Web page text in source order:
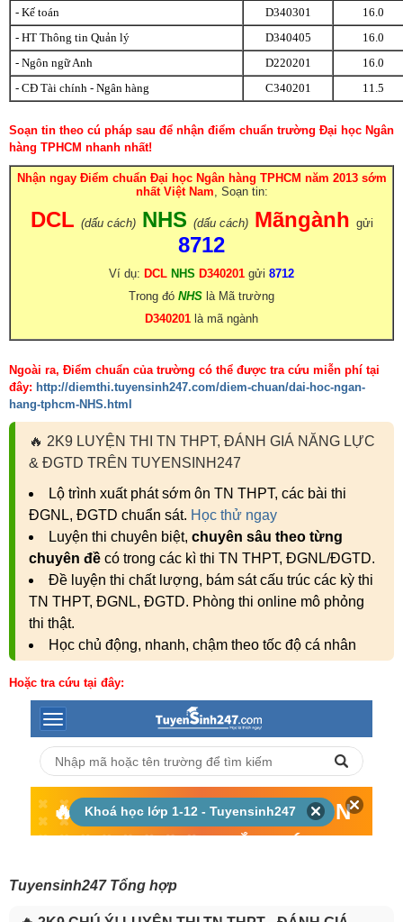
- Kế toán
D340301
16.0
- HT Thông tin Quản lý
D340405
16.0
- Ngôn ngữ Anh
D220201
16.0
- CĐ Tài chính - Ngân hàng
C340201 11.5
Soạn tin theo cú pháp sau để nhận điểm chuẩn trường Đại học Ngân
hàng TPHCM nhanh nhất!
Nhận ngay Điểm chuẩn Đại học Ngân hàng TPHCM năm 2013 sớm
nhất Việt Nam, Soạn tin:
DCL (dấu cách)NHS (dấu cách)Mãngành gửi
8712
Ví dụ: DCL NHS D340201 gửi 8712
Trong đó NHS là Mã trường
D340201 là mã ngành
Ngoài ra, Điểm chuẩn của trường có thể được tra cứu miễn phí tại
đây: http://diemthi.tuyensinh247.com/diem-chuan/dai-hoc-ngan-
hang-tphcm-NHS.html
🔥 2K9 LUYỆN THI TN THPT, ĐÁNH GIÁ NĂNG LỰC
& ĐGTD TRÊN TUYENSINH247
Lộ trình xuất phát sớm ôn TN THPT, các bài thi
ĐGNL, ĐGTD chuẩn sát. Học thử ngay
Luyện thi chuyên biệt, chuyên sâu theo từng
chuyên đề có trong các kì thi TN THPT, ĐGNL/ĐGTD.
Đề luyện thi chất lượng, bám sát cấu trúc các kỳ thi
TN THPT, ĐGNL, ĐGTD. Phòng thi online mô phỏng
thi thật.
Học chủ động, nhanh, chậm theo tốc độ cá nhân
Hoặc tra cứu tại đây:
Tuyensinh247 Tổng hợp